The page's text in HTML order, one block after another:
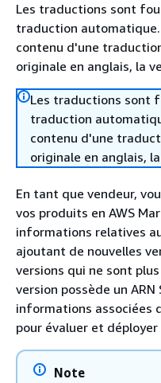
Les traductions sont
traduction
contenu d'une
originale en anglais, la
Les traductions sont
traduction
contenu d'une
originale en anglais,
En tant que vendeur,
vos produits en AWS
informations relatives
ajoutant de nouvelles
versions qui ne sont
version possède un
informations associées
pour évaluer et
Note